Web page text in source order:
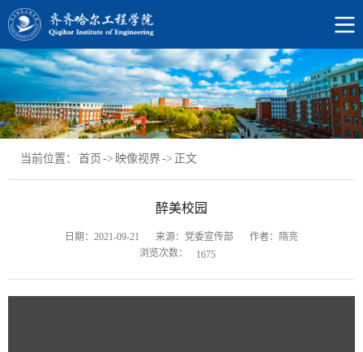
当前位置： 首页 -> 映像视界-> 正文
醉美校园
日期：2021-09-21 来源：党委宣传部
作者：隋亮
浏览次数：
1675